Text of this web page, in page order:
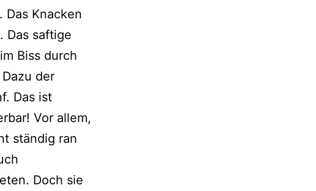
Das Knacken
Das saftige
Biss durch
der
Das ist
Vor allem,
ständig ran
Doch sie